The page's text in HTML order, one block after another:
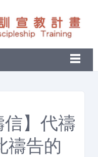
信】代禱
禱告的